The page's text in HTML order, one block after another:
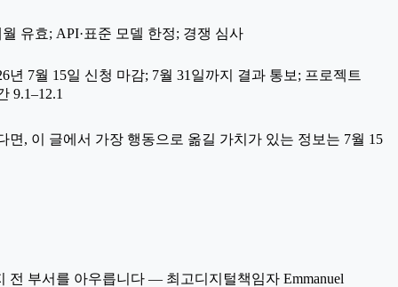
월 유효; API·표준 모델 한정; 경쟁 심사
년 7월 15일 신청 마감; 7월 31일까지 결과 통보; 프로젝트
9.1–12.1
, 이 글에서 가장 행동으로 옮길 가치가 있는 정보는 7월 15
전 부서를 아우릅니다 — 최고디지털책임자 Emmanuel